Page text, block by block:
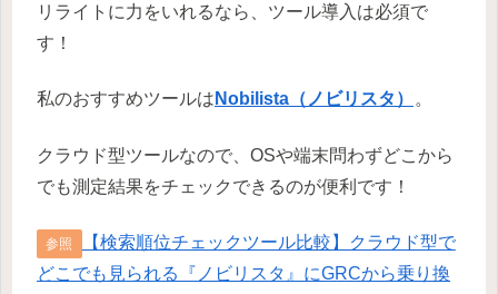
リライトに力をいれるなら、ツール導入は必須で
す！
私のおすすめツールは Nobilista（ノビリスタ） 。
クラウド型ツールなので、OSや端末問わずどこから
でも測定結果をチェックできるのが便利です！
参照
【検索順位チェックツール比較】クラウド型で
どこでも見られる『ノビリスタ』にGRCから乗り換